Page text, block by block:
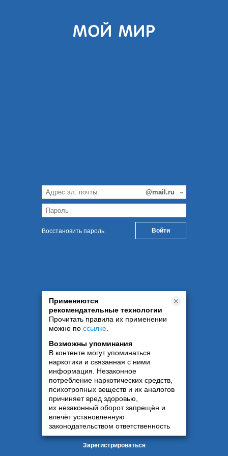
Восстановить пароль
Применяются
рекомендательные технологии
Прочитать правила их применении
можно по ссылке
Возможны упоминания
В контенте могут упоминаться
наркотики и связанная с ними
информация. Незаконное
потребление наркотических средств,
психотропных веществ и их аналогов
причиняет вред здоровью,
их незаконный оборот запрещён и
влечёт установленную
законодательством ответственность
Зарегистрироваться